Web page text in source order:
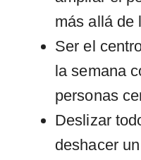
más allá de
Ser el
la semana
personas
Deslizar
deshacer